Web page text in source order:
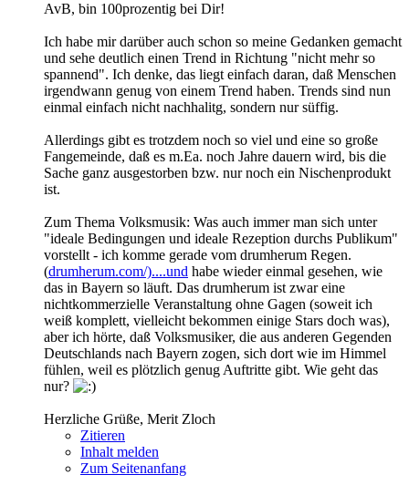
AvB, bin 100prozentig bei Dir!
Ich habe mir darüber auch schon so meine Gedanken gemacht
und sehe deutlich einen Trend in Richtung "nicht mehr so
spannend". Ich denke, das liegt einfach daran, daß Menschen
irgendwann genug von einem Trend haben. Trends sind nun
einmal einfach nicht nachhalitg, sondern nur süffig.
Allerdings gibt es trotzdem noch so viel und eine so große
Fangemeinde, daß es m.Ea. noch Jahre dauern wird, bis die
Sache ganz ausgestorben bzw. nur noch ein Nischenprodukt
ist.
Zum Thema Volksmusik: Was auch immer man sich unter
"ideale Bedingungen und ideale Rezeption durchs Publikum"
vorstellt - ich komme gerade vom drumherum Regen.
(drumherum.com/)....und habe wieder einmal gesehen, wie
das in Bayern so läuft. Das drumherum ist zwar eine
nichtkommerzielle Veranstaltung ohne Gagen (soweit ich
weiß komplett, vielleicht bekommen einige Stars doch was),
aber ich hörte, daß Volksmusiker, die aus anderen Gegenden
Deutschlands nach Bayern zogen, sich dort wie im Himmel
fühlen, weil es plötzlich genug Auftritte gibt. Wie geht das
nur?
Herzliche Grüße, Merit Zloch
Zitieren
Inhalt melden
Zum Seitenanfang